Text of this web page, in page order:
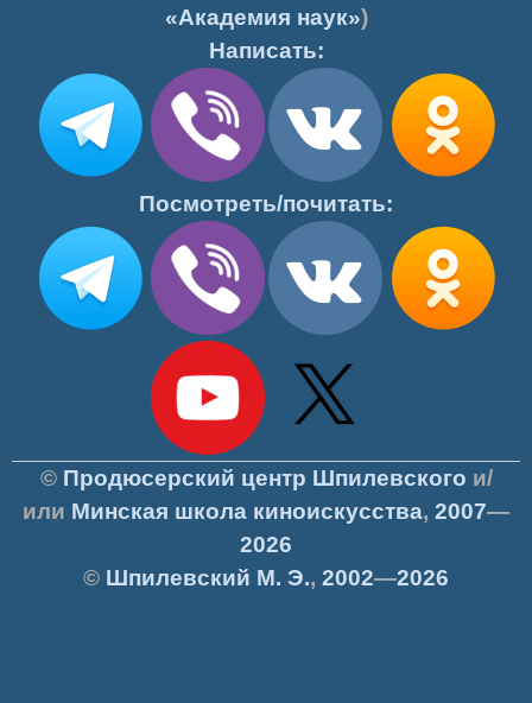
«Академия наук»)
Написать:
Посмотреть/почитать:
© Продюсерский центр Шпилевского и/
или Минская школа киноискусства, 2007—
2026
© Шпилевский М. Э., 2002—2026